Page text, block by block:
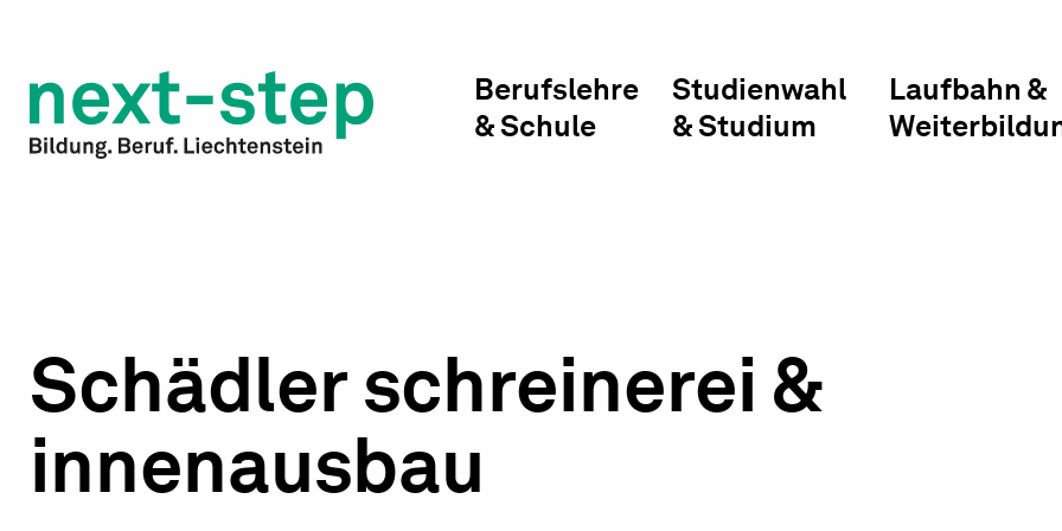
Laufbahn & Weiterbildung
Beratung & Unterstützung
Berufslehre
& Schule
Studienwahl
& Studium
Laufbahn &
Schädler schreinerei &
innenausbau